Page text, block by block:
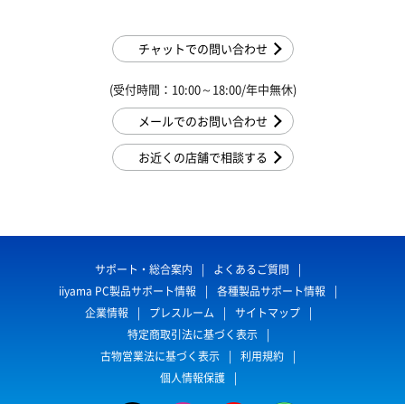
チャットでの問い合わせ
(受付時間：10:00～18:00/年中無休)
メールでのお問い合わせ
お近くの店舗で相談する
サポート・総合案内
よくあるご質問
iiyama PC製品サポート情報
各種製品サポート情報
企業情報
プレスルーム
サイトマップ
特定商取引法に基づく表示
古物営業法に基づく表示
利用規約
個人情報保護